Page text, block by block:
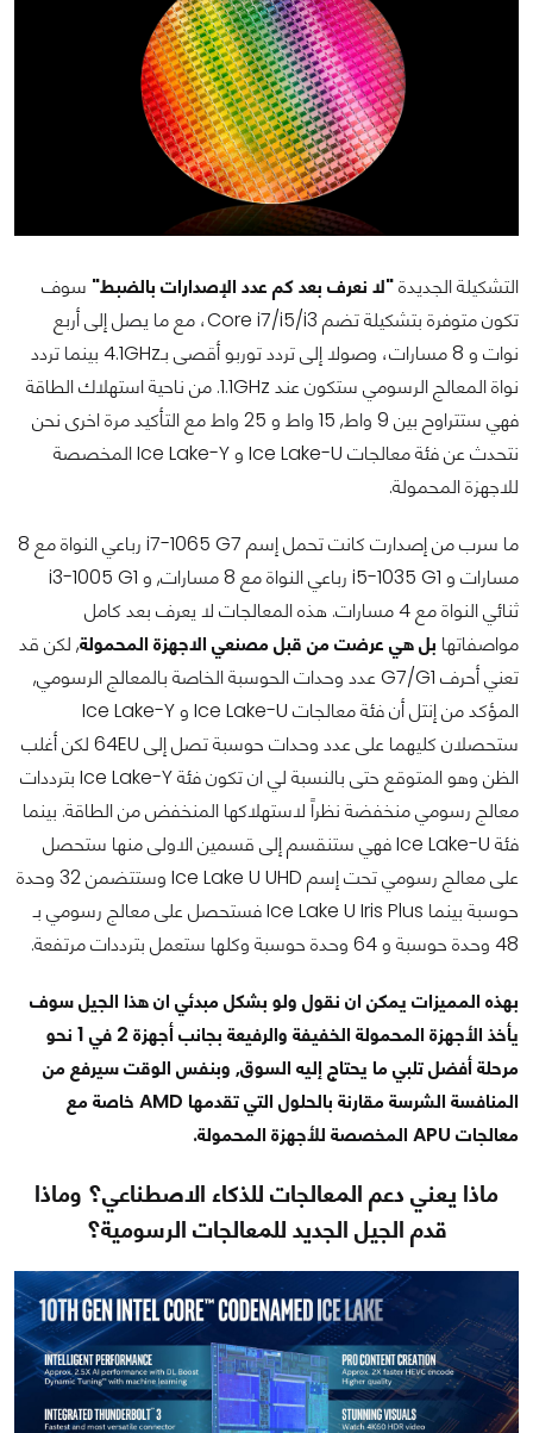
التشكيلة الجديدة"لا نعرف بعد كم عدد الإصدارات بالضبط" سوف
تكون متوفرة بتشكيلة تضم Core i7/i5/i3، مع ما يصل إلى أربع
نوات و 8 مسارات، وصولا إلى تردد توربو أقصى بـ4.1GHz بينما تردد
نواة المعالج الرسومي ستكون عند 1.1GHz. من ناحية استهلاك الطاقة
فهي ستتراوح بين 9 واط, 15 واط و 25 واط مع التأكيد مرة اخرى نحن
نتحدث عن فئة معالجات Ice Lake-U و Ice Lake-Y المخصصة
للاجهزة المحمولة.
ما سرب من إصدارت كانت تحمل إسم i7-1065 G7 رباعي النواة مع 8
مسارات و i5-1035 G1 رباعي النواة مع 8 مسارات, و i3-1005 G1
ثنائي النواة مع 4 مسارات. هذه المعالجات لا يعرف بعد كامل
مواصفاتها بل هي عرضت من قبل مصنعي الاجهزة المحمولة, لكن قد
تعني أحرف G7/G1 عدد وحدات الحوسبة الخاصة بالمعالج الرسومي,
المؤكد من إنتل أن فئة معالجات Ice Lake-U و Ice Lake-Y
ستحصلان كليهما على عدد وحدات حوسبة تصل إلى 64EU لكن أغلب
الظن وهو المتوقع حتى بالنسبة لي ان تكون فئة Ice Lake-Y بترددات
معالج رسومي منخفضة نظراً لاستهلاكها المنخفض من الطاقة. بينما
فئة Ice Lake-U فهي ستنقسم إلى قسمين الاولى منها ستحصل
على معالج رسومي تحت إسم Ice Lake U UHD وستتضمن 32 وحدة
حوسبة بينما Ice Lake U Iris Plus فستحصل على معالج رسومي بـ
48 وحدة حوسبة و 64 وحدة حوسبة وكلها ستعمل بترددات مرتفعة.
بهذه المميزات يمكن ان نقول ولو بشكل مبدئي ان هذا الجيل سوف
يأخذ الأجهزة المحمولة الخفيفة والرفيعة بجانب أجهزة 2 في 1 نحو
مرحلة أفضل تلبي ما يحتاج إليه السوق, وبنفس الوقت سيرفع من
المنافسة الشرسة مقارنة بالحلول التي تقدمها AMD خاصة مع
معالجات APU المخصصة للأجهزة المحمولة.
ماذا يعني دعم المعالجات للذكاء الاصطناعي؟ وماذا
قدم الجيل الجديد للمعالجات الرسومية؟